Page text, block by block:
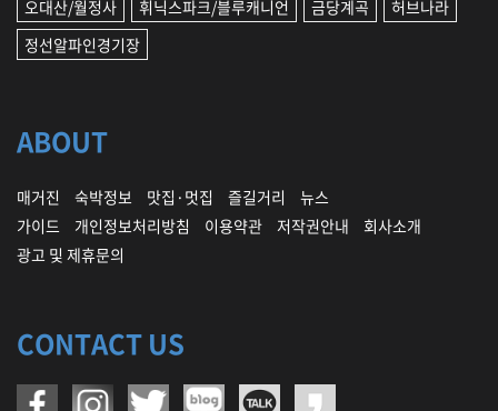
오대산/월정사
휘닉스파크/블루캐니언 금당계곡
허브나라
정선알파인경기장
ABOUT
매거진 숙박정보 맛집·멋집 즐길거리
뉴스
가이드
개인정보처리방침 이용약관 저작권안내
회사소개
광고 및 제휴문의
CONTACT US